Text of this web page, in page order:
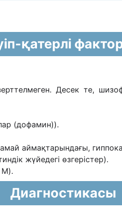
қатерлі
Десек те,
(дофамин)).
аймақтарындағы,
жүйедегі өзгерістер).
Диагностикасы